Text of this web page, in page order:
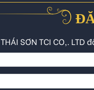
THÁI SƠN TCI CO,.